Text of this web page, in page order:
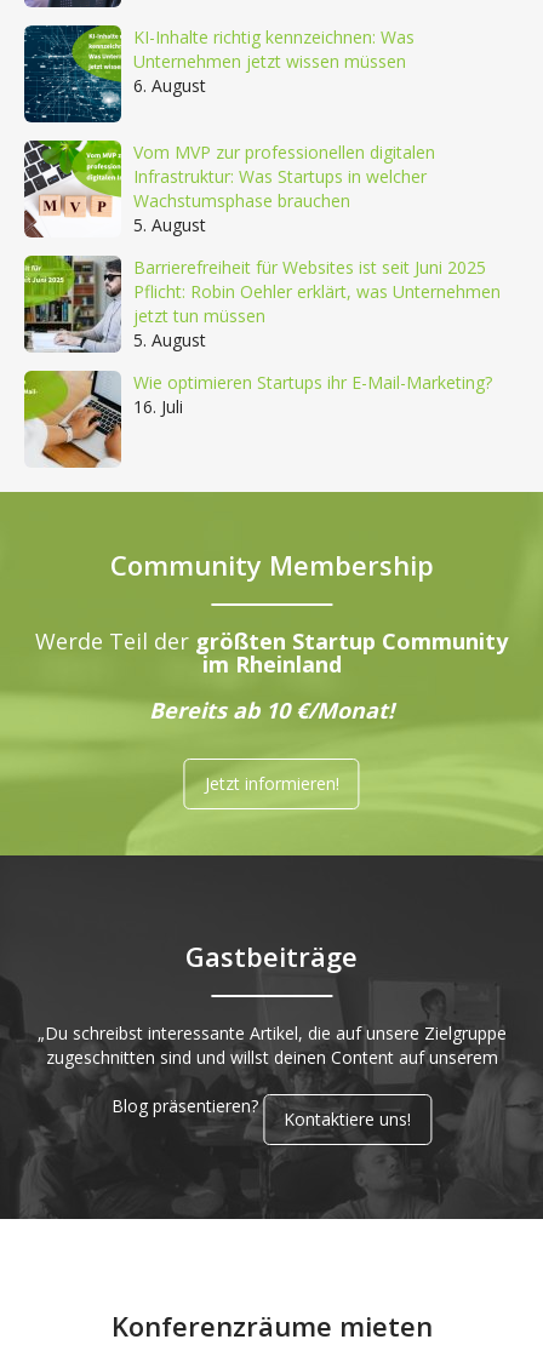
KI-Inhalte richtig kennzeichnen: Was
Unternehmen jetzt wissen müssen
6. August
Vom MVP zur professionellen digitalen
Infrastruktur: Was Startups in welcher
Wachstumsphase brauchen
5. August
Barrierefreiheit für Websites ist seit Juni 2025
Pflicht: Robin Oehler erklärt, was Unternehmen
jetzt tun müssen
5. August
Wie optimieren Startups ihr E-Mail-Marketing?
16. Juli
Community Membership
Werde Teil der größten Startup Community
im Rheinland
Bereits ab 10 €/Monat!
Jetzt informieren!
Gastbeiträge
„Du schreibst interessante Artikel, die auf unsere Zielgruppe
zugeschnitten sind und willst deinen Content auf unserem
Blog präsentieren?
Kontaktiere uns!
Konferenzräume mieten